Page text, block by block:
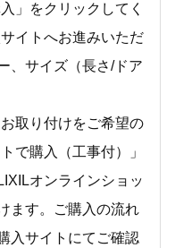
」をクリックしてく
イトへお進みいただ
、サイズ（長さ/ドア
取り付けをご希望の
で購入（工事付）」
オンラインショッ
ます。ご購入の流れ
入サイトにてご確認